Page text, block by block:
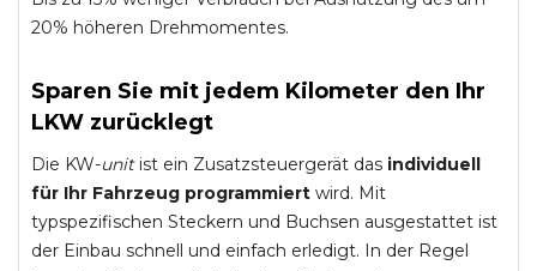
20% höheren Drehmomentes.
Sparen Sie mit jedem Kilometer den Ihr
LKW zurücklegt
Die KW-unitist ein Zusatzsteuergerät das individuell
für Ihr Fahrzeug programmiert wird. Mit
typspezifischen Steckern und Buchsen ausgestattet ist
der Einbau schnell und einfach erledigt. In der Regel